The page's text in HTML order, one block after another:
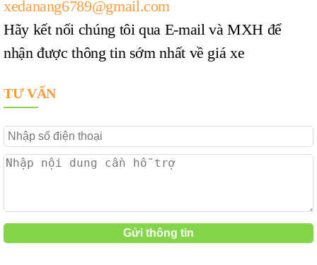
xedanang6789@gmail.com
Hãy kết nối chúng tôi qua E-mail và MXH để
nhận được thông tin sớm nhất về giá xe
TƯ VẤN